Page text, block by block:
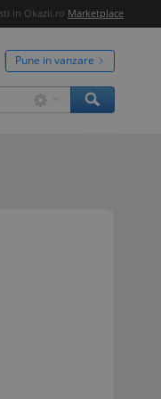
in Okazii.ro Marketplace
Pune in vanzare